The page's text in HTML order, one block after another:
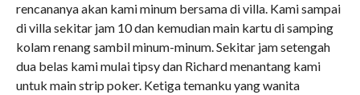
rencananya akan kami minum bersama di villa. Kami sampai
di villa sekitar jam 10 dan kemudian main kartu di samping
kolam renang sambil minum-minum. Sekitar jam setengah
dua belas kami mulai tipsy dan Richard menantang kami
untuk main strip poker. Ketiga temanku yang wanita